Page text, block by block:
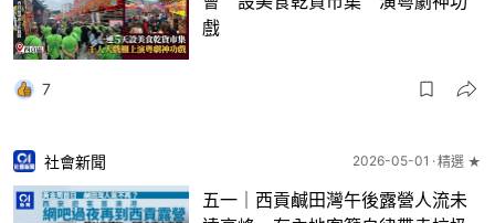
戲
7
社會新聞 2026-05-01 精選 ★
五一｜西貢鹹田灣午後露營人流未